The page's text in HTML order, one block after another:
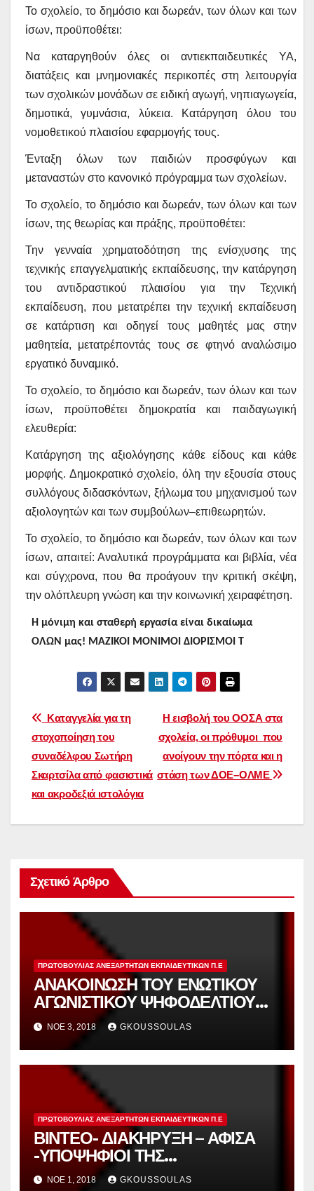
Το σχολείο, το δημόσιο και δωρεάν, των όλων και των
ίσων, προϋποθέτει:
Να καταργηθούν όλες οι αντιεκπαιδευτικές ΥΑ,
διατάξεις και μνημονιακές περικοπές στη λειτουργία
των σχολικών μονάδων σε ειδική αγωγή, νηπιαγωγεία,
δημοτικά, γυμνάσια, λύκεια. Κατάργηση όλου του
νομοθετικού πλαισίου εφαρμογής τους.
Ένταξη όλων των παιδιών προσφύγων και
μεταναστών στο κανονικό πρόγραμμα των σχολείων.
Το σχολείο, το δημόσιο και δωρεάν, των όλων και των
ίσων, της θεωρίας και πράξης, προϋποθέτει:
Την γενναία χρηματοδότηση της ενίσχυσης της
τεχνικής επαγγελματικής εκπαίδευσης, την κατάργηση
του αντιδραστικού πλαισίου για την Τεχνική
εκπαίδευση, που μετατρέπει την τεχνική εκπαίδευση
σε κατάρτιση και οδηγεί τους μαθητές μας στην
μαθητεία, μετατρέποντάς τους σε φτηνό αναλώσιμο
εργατικό δυναμικό.
Το σχολείο, το δημόσιο και δωρεάν, των όλων και των
ίσων, προϋποθέτει δημοκρατία και παιδαγωγική
ελευθερία:
Κατάργηση της αξιολόγησης κάθε είδους και κάθε
μορφής. Δημοκρατικό σχολείο, όλη την εξουσία στους
συλλόγους διδασκόντων, ξήλωμα του μηχανισμού των
αξιολογητών και των συμβούλων–επιθεωρητών.
Το σχολείο, το δημόσιο και δωρεάν, των όλων και των
ίσων, απαιτεί: Αναλυτικά προγράμματα και βιβλία, νέα
και σύγχρονα, που θα προάγουν την κριτική σκέψη,
την ολόπλευρη γνώση και την κοινωνική χειραφέτηση.
Η μόνιμη και σταθερή εργασία είναι δικαίωμα
ΟΛΩΝ μας! ΜΑΖΙΚΟΙ ΜΟΝΙΜΟΙ ΔΙΟΡΙΣΜΟΙ Τ
Πλοήγηση
άρθρων
Η εισβολή του ΟΟΣΑ στα
σχολεία, οι πρόθυμοι που
ανοίγουν την πόρτα και η
στάση των ΔΟΕ–ΟΛΜΕ
Καταγγελία για τη
στοχοποίηση του
συναδέλφου Σωτήρη
Σκαρτσίλα από φασιστικά
και ακροδεξιά ιστολόγια
Σχετικό Άρθρο
ΠΡΩΤΟΒΟΥΛΊΑΣ ΑΝΕΞΆΡΤΗΤΩΝ ΕΚΠΑΙΔΕΥΤΙΚΏΝ Π.Ε
ΑΝΑΚΟΙΝΩΣΗ ΤΟΥ ΕΝΩΤΙΚΟΥ
ΑΓΩΝΙΣΤΙΚΟΥ ΨΗΦΟΔΕΛΤΙΟΥ
ΠΟΥ ΣΥΜΜΕΤΕΧΕΙ ΚΑΙ ΣΤΗΡΙΖΕΙ
Η ΠΡΩΤΟΒΟΥΛΙΑ
ΑΝΕΞΑΡΤΗΤΩΝ
ΕΚΠΑΙΔΕΥΤΙΚΩΝ ΑΝΑΤΟΛΙΚΗΣ
ΑΤΤΙΚΗΣ.
ΝΟΈ 3, 2018 GKOUSSOULAS
ΠΡΩΤΟΒΟΥΛΊΑΣ ΑΝΕΞΆΡΤΗΤΩΝ ΕΚΠΑΙΔΕΥΤΙΚΏΝ Π.Ε
ΒΙΝΤΕΟ- ΔΙΑΚΗΡΥΞΗ – ΑΦΙΣΑ
-ΥΠΟΨΗΦΙΟΙ ΤΗΣ
ΠΡΩΤΟΒΟΥΛΙΑΣ ΑΝΕΞΑΡΤΗΤΩΝ
ΝΟΈ 1, 2018 GKOUSSOULAS